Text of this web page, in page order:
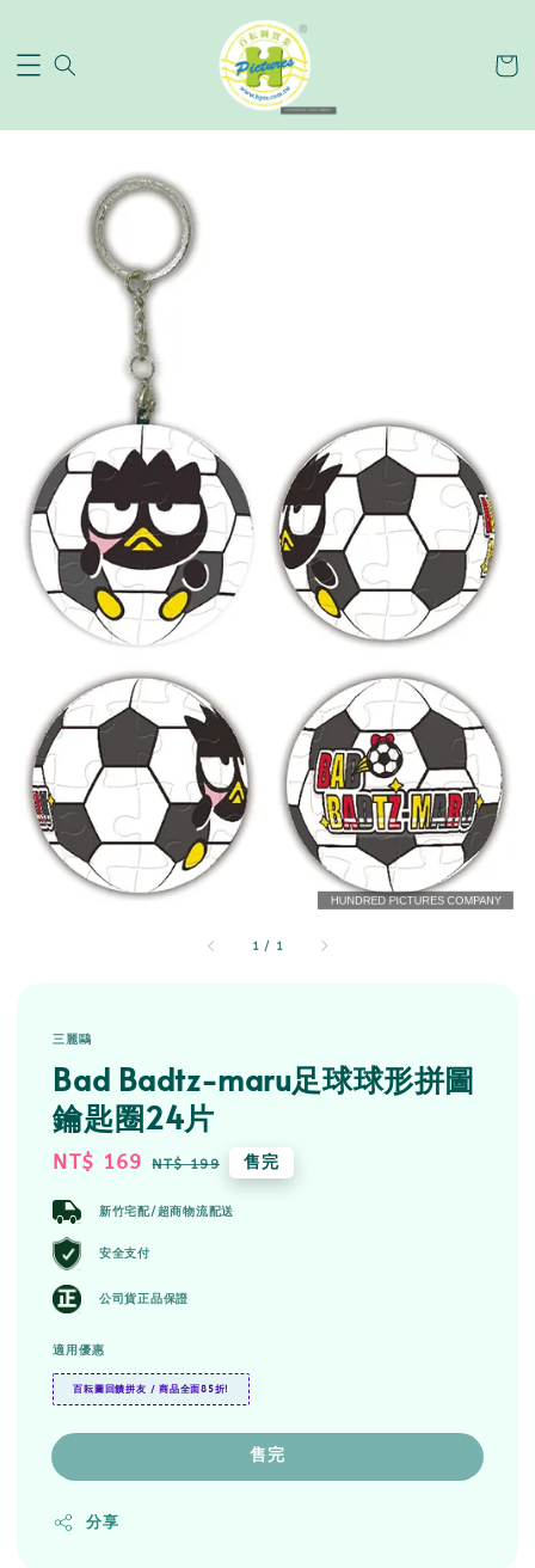
1 / 1
三麗鷗
Bad Badtz-maru足球球形拼圖
鑰匙圈24片
Sale
NT$ 169 Regular
NT$ 199 售完
新竹宅配/超商物流配送
安全支付
公司貨正品保證
適用優惠
百耘圖回饋拼友 / 商品全面85折!
售完
分享